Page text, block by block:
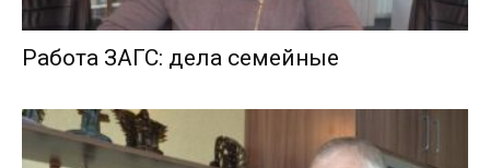
Работа ЗАГС: дела семейные